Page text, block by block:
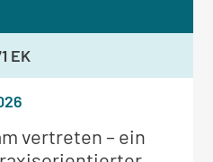
vertreten – ein
EK